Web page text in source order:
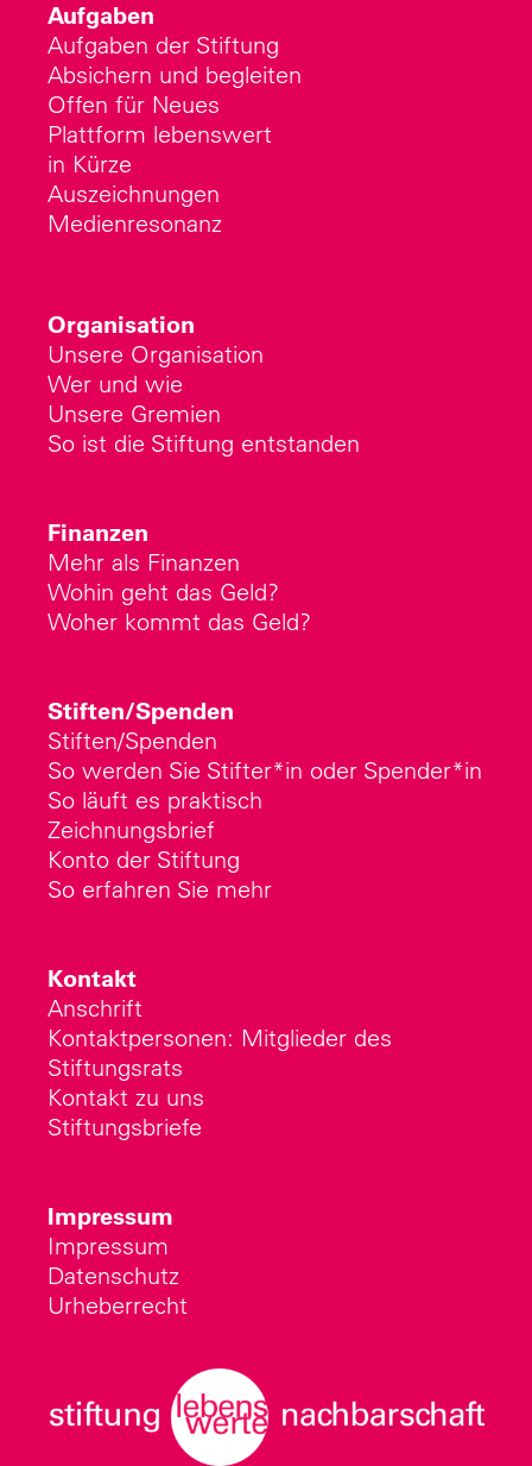
Aufgaben
Aufgaben der Stiftung
Absichern und begleiten
Offen für Neues
Plattform lebenswert
in Kürze
Auszeichnungen
Medienresonanz
Organisation
Unsere Organisation
Wer und wie
Unsere Gremien
So ist die Stiftung entstanden
Finanzen
Mehr als Finanzen
Wohin geht das Geld?
Woher kommt das Geld?
Stiften/Spenden
Stiften/Spenden
So werden Sie Stifter*in oder Spender*in
So läuft es praktisch
Zeichnungsbrief
Konto der Stiftung
So erfahren Sie mehr
Kontakt
Anschrift
Kontaktpersonen: Mitglieder des
Stiftungsrats
Kontakt zu uns
Stiftungsbriefe
Impressum
Impressum
Datenschutz
Urheberrecht